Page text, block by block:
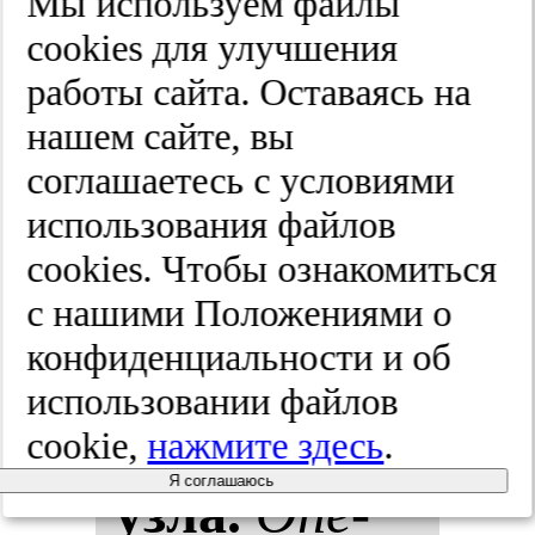
ми ос­но­ва­
ния че­ре­па
в ас­пек­те
эк­зо­эн­дос­
ко­пи­чес­кой
ана­то­мии
гас­се­ро­ва
уз­ла. Опе­
cооkies для улучшения
работы сайта. Оставаясь на
нашем сайте, вы
соглашаетесь с условиями
использования файлов
cооkies. Чтобы ознакомиться
с нашими Положениями о
конфиденциальности и об
использовании файлов
cookie,нажмите здесь.
Я соглашаюсь